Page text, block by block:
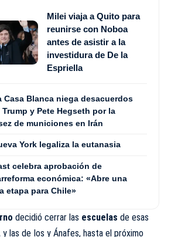
Milei viaja a Quito para
reunirse con Noboa
antes de asistir a la
investidura de De la
Espriella
Casa Blanca niega desacuerdos
Trump y Pete Hegseth por la
de municiones en Irán
York legaliza la eutanasia
celebra aprobación de
económica: «Abre una
etapa para Chile»
decidió cerrar las escuelas de esas
y las de Ios y Ánafes, hasta el próximo